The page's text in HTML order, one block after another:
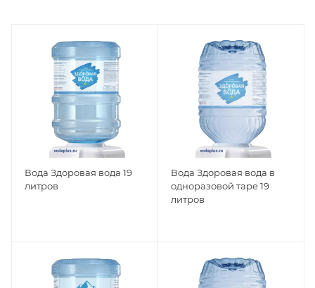
Вода Здоровая вода 19
литров
Вода Здоровая вода в
одноразовой таре 19
литров